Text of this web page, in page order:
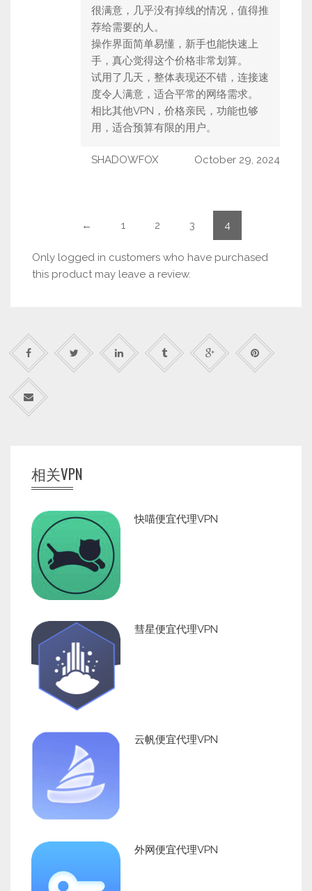
很满意，几乎没有掉线的情况，值得推
荐给需要的人。
操作界面简单易懂，新手也能快速上
手，真心觉得这个价格非常划算。
试用了几天，整体表现还不错，连接速
度令人满意，适合平常的网络需求。
相比其他VPN，价格亲民，功能也够
用，适合预算有限的用户。
SHADOWFOX October 29, 2024
← 1 2 3 4
Only logged in customers who have purchased
this product may leave a review.
相关VPN
快喵便宜代理VPN
彗星便宜代理VPN
云帆便宜代理VPN
外网便宜代理VPN